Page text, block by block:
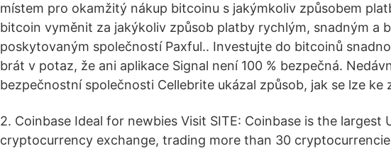
místem pro okamžitý nákup bitcoinu s jakýmkoliv způsobem
bitcoin vyměnit za jakýkoliv způsob platby rychlým, snadným a
poskytovaným společností Paxful.. Investujte do bitcoinů
brát v potaz, že ani aplikace Signal není 100 % bezpečná.
bezpečnostní společnosti Cellebrite ukázal způsob, jak se lze ke
2. Coinbase Ideal for newbies Visit SITE: Coinbase is the largest
cryptocurrency exchange, trading more than 30